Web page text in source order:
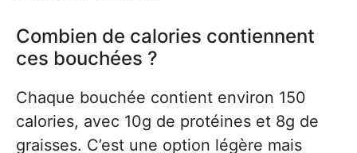
Combien de calories contiennent
ces bouchées ?
Chaque bouchée contient environ 150
calories, avec 10g de protéines et 8g de
graisses. C’est une option légère mais